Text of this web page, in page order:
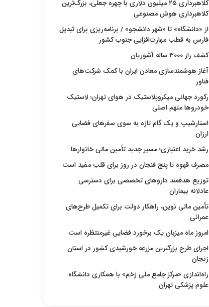
کلاهبرداری ۲۵ میلیون دلاری با چهره جعلی، بزرگ‌ترین
کلاهبرداری هوش مصنوعی
از «دانشگاه» تا «شهر دانشجو» / برنامه‌ریزی برای تبدیل
فارس به قطب مهارت‌افزایی جنوب کشور
کشف راز ۳۰۰۰ ساله آشوریان
آغاز هوشمندسازی معادن ایران با کمک شرکت‌های
فناور
رکورد جهانی میکروپلاستیک در هوای تهران؛ لاستیک
خودروها متهم اصلی
استارشیپ و یک گام تازه به سوی سفرهای فضایی
ارزان
رشد خرید اعتباری؛ مسیر جدید تأمین مالی خانوارها
مصرف قهوه تا پنج فنجان در روز برای قلب مفید است
توزیع هدفمند داروهای تخصصی برای دسترسی
عادلانه بیماران
تأمین مالی نوین، راهکار دولت برای تکمیل طرح‌های
عمرانی
امروز ماه میزبان یک برخورد فضایی غیرمنتظره است
اجرای طرح بزرگترین مزرعه خورشیدی کشور در استان
زنجان
راه‌اندازی «مرکز جامع ملی زخم» با همکاری دانشگاه
علوم پزشکی تهران